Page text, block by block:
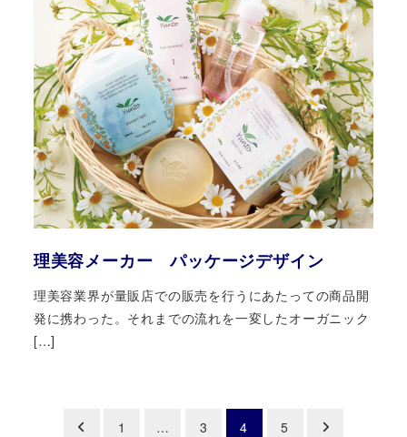
理美容メーカー パッケージデザイン
理美容業界が量販店での販売を行うにあたっての商品開
発に携わった。それまでの流れを一変したオーガニック
[…]
1 … 3 4 5